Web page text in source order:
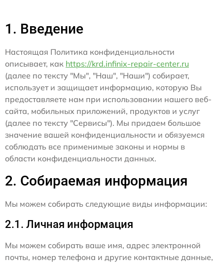
1. Введение
Настоящая Политика конфиденциальности
описывает, как https://krd.infinix-repair-center.ru
(далее по тексту "Мы", "Наш", "Наши") собирает,
использует и защищает информацию, которую Вы
предоставляете нам при использовании нашего веб-
сайта, мобильных приложений, продуктов и услуг
(далее по тексту "Сервисы"). Мы придаем большое
значение вашей конфиденциальности и обязуемся
соблюдать все применимые законы и нормы в
области конфиденциальности данных.
2. Собираемая информация
Мы можем собирать следующие виды информации:
2.1. Личная информация
Мы можем собирать ваше имя, адрес электронной
почты, номер телефона и другие контактные данные,